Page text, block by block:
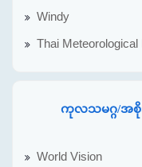
Windy
Thai Meteorological
ကုလသမဂ္ဂ/အစို
World Vision